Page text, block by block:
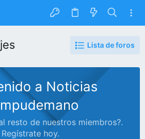
Lista de foros
a Noticias
resto de nuestros miembros?.
Regístrate hoy.